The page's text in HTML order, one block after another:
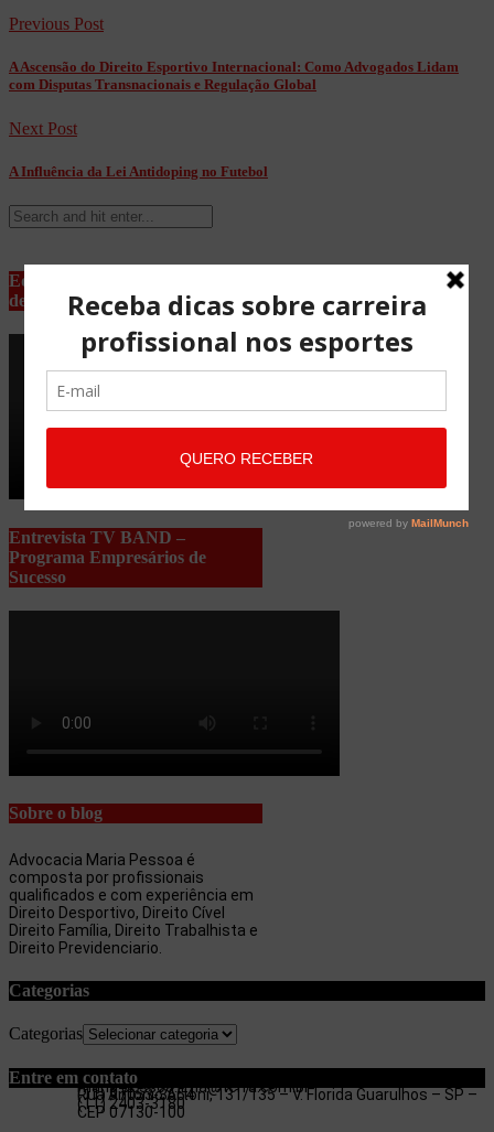
Previous Post
A Ascensão do Direito Esportivo Internacional: Como Advogados Lidam
com Disputas Transnacionais e Regulação Global
Next Post
A Influência da Lei Antidoping no Futebol
Equipe Advocacia Maria Pessoa
de Lima
Entrevista TV BAND –
Programa Empresários de
Sucesso
Sobre o blog
Advocacia Maria Pessoa é
composta por profissionais
qualificados e com experiência em
Direito Desportivo, Direito Cível
Direito Família, Direito Trabalhista e
Direito Previdenciario.
Categorias
Categorias
Entre em contato
Rua Antonio Artoni, 131/135 – V. Florida Guarulhos – SP –
CEP 07130-100
(11) 2403-3180
(11) 97053-3654
maria.pessoa.lima@terra.com.br